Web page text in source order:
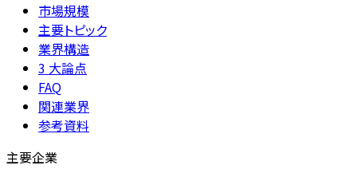
市場規模
主要トピック
業界構造
3 大論点
FAQ
関連業界
参考資料
主要企業